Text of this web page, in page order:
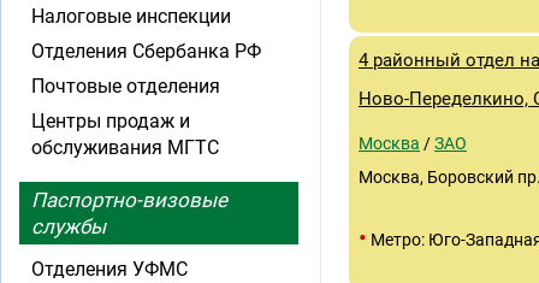
4 районный отдел
Ново-Переделкино,
Москва /ЗАО
Москва, Боровский
• Метро: Юго-
Налоговые инспекции
Отделения Сбербанка РФ
Почтовые отделения
Центры продаж и
обслуживания МГТС
Паспортно-визовые
службы
Отделения УФМС